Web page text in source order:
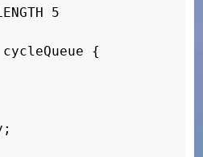
STACK_LENGTH;
>data,
>maxSize -
+ STACK_LENGTH] =
+= STACK_LENGTH;
5
{